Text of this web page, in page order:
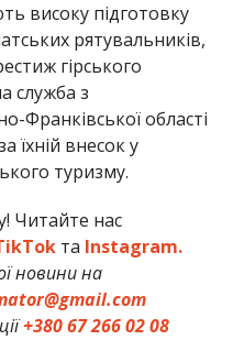
високу підготовку
рятувальників,
гірського
служба з
Франківської області
їхній внесок у
туризму.
Читайте нас
та Instagram.
новини на
+380 67 266 02 08